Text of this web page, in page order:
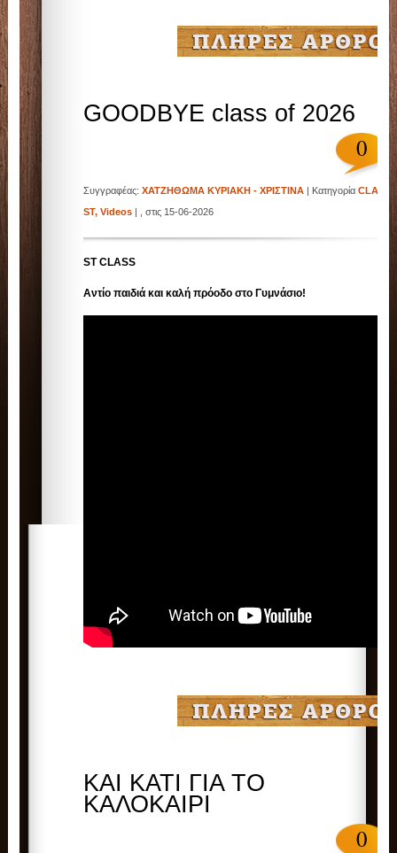
GOODBYE class of 2026
0
Συγγραφέας:ΧΑΤΖΗΘΩΜΑ ΚΥΡΙΑΚΗ - ΧΡΙΣΤΙΝΑ | ΚατηγορίαCLASS
ST,Videos | , στις 15-06-2026
ST CLASS
Αντίο παιδιά και καλή πρόοδο στο Γυμνάσιο!
ΚΑΙ ΚΑΤΙ ΓΙΑ ΤΟ
ΚΑΛΟΚΑΙΡΙ
0